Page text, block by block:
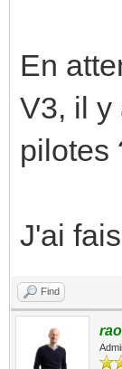
En
V3, il y
pilotes
J'ai
Find